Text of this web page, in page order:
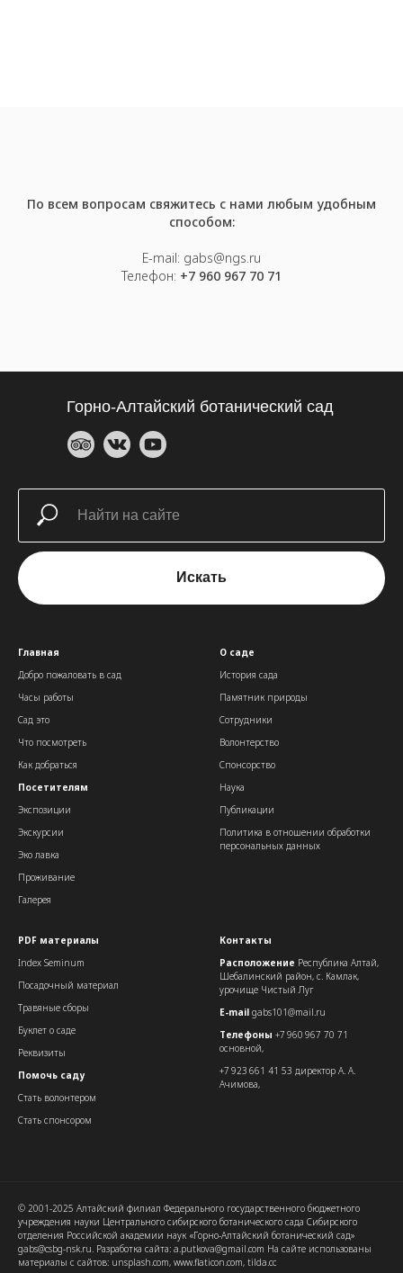
По всем вопросам свяжитесь с нами любым удобным
способом:
E-mail: gabs@ngs.ru
Телефон: +7 960 967 70 71
Горно-Алтайский ботанический сад
Искать
Главная
Добро пожаловать в сад
Часы работы
Сад это
Что посмотреть
Как добраться
Посетителям
Экспозиции
Экскурсии
Эко лавка
Проживание
Галерея
О саде
История сада
Памятник природы
Сотрудники
Волонтерство
Спонсорство
Наука
Публикации
Политика в отношении обработки
персональных данных
PDF материалы
Index Seminum
Посадочный материал
Травяные сборы
Буклет о саде
Реквизиты
Помочь саду
Стать волонтером
Стать спонсором
Контакты
Расположение Республика Алтай,
Шебалинский район, с. Камлак,
урочище Чистый Луг
E-mail gabs101@mail.ru
Телефоны +7 960 967 70 71
основной,
+7 923 661 41 53 директор А. А.
Ачимова,
© 2001-2025 Алтайский филиал Федерального государственного бюджетного
учреждения науки Центрального сибирского ботанического сада Сибирского
отделения Российской академии наук «Горно-Алтайский ботанический сад»
gabs@csbg-nsk.ru. Разработка сайта: a.putkova@gmail.com На сайте использованы
материалы с сайтов: unsplash.com, www.flaticon.com, tilda.cc